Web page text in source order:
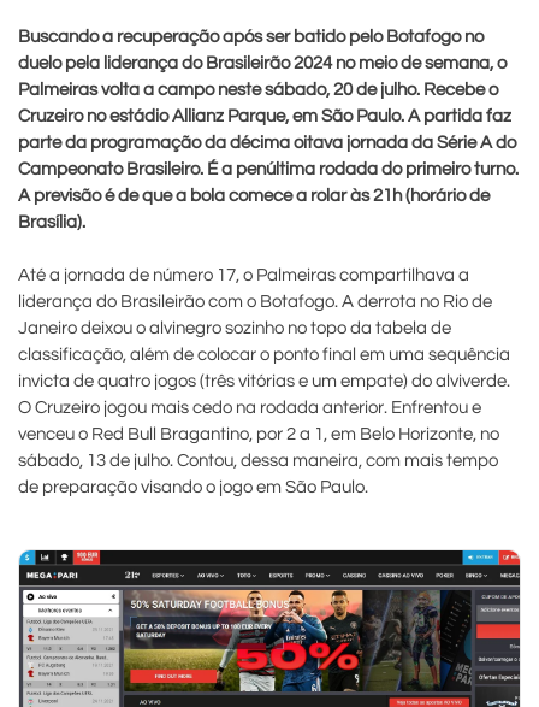
Buscando a recuperação após ser batido pelo Botafogo no
duelo pela liderança do Brasileirão 2024 no meio de semana, o
Palmeiras volta a campo neste sábado, 20 de julho. Recebe o
Cruzeiro no estádio Allianz Parque, em São Paulo. A partida faz
parte da programação da décima oitava jornada da Série A do
Campeonato Brasileiro. É a penúltima rodada do primeiro turno.
A previsão é de que a bola comece a rolar às 21h (horário de
Brasília).
Até a jornada de número 17, o Palmeiras compartilhava a
liderança do Brasileirão com o Botafogo. A derrota no Rio de
Janeiro deixou o alvinegro sozinho no topo da tabela de
classificação, além de colocar o ponto final em uma sequência
invicta de quatro jogos (três vitórias e um empate) do alviverde.
O Cruzeiro jogou mais cedo na rodada anterior. Enfrentou e
venceu o Red Bull Bragantino, por 2 a 1, em Belo Horizonte, no
sábado, 13 de julho. Contou, dessa maneira, com mais tempo
de preparação visando o jogo em São Paulo.